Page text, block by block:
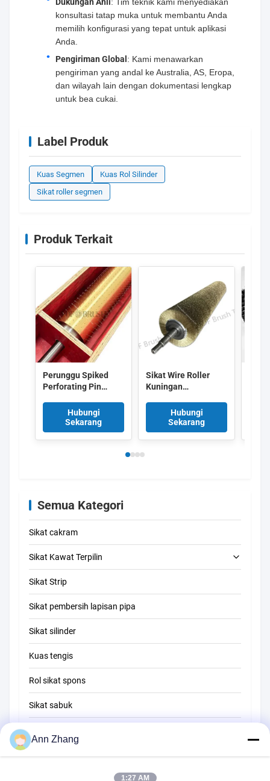
konsultasi tatap muka untuk membantu Anda
memilih konfigurasi yang tepat untuk aplikasi
Anda.
Pengiriman Global : Kami menawarkan
pengiriman yang andal ke Australia, AS, Eropa,
dan wilayah lain dengan dokumentasi lengkap
untuk bea cukai.
Label Produk
Kuas Segmen
Kuas Rol Silinder
Sikat roller segmen
Produk Terkait
Perunggu Spiked
Perforating Pin
Perforation Needle
Roller untuk Film
Plastik
Hubungi
Sekarang
Sikat Wire Roller
Kuningan
dengan Winding
Spiral Kontinyu
untuk Polasi Logam
Hubungi
Sekarang
Semua Kategori
Sikat cakram
Sikat Kawat Terpilin
Sikat pembersih tabung
Sikat pembersih jerami
Sikat Strip
Sikat pembersih lapisan pipa
Sikat silinder
Kuas tengis
Rol sikat spons
Sikat sabuk
Sikat penyapu
Ann Zhang
1:27 AM